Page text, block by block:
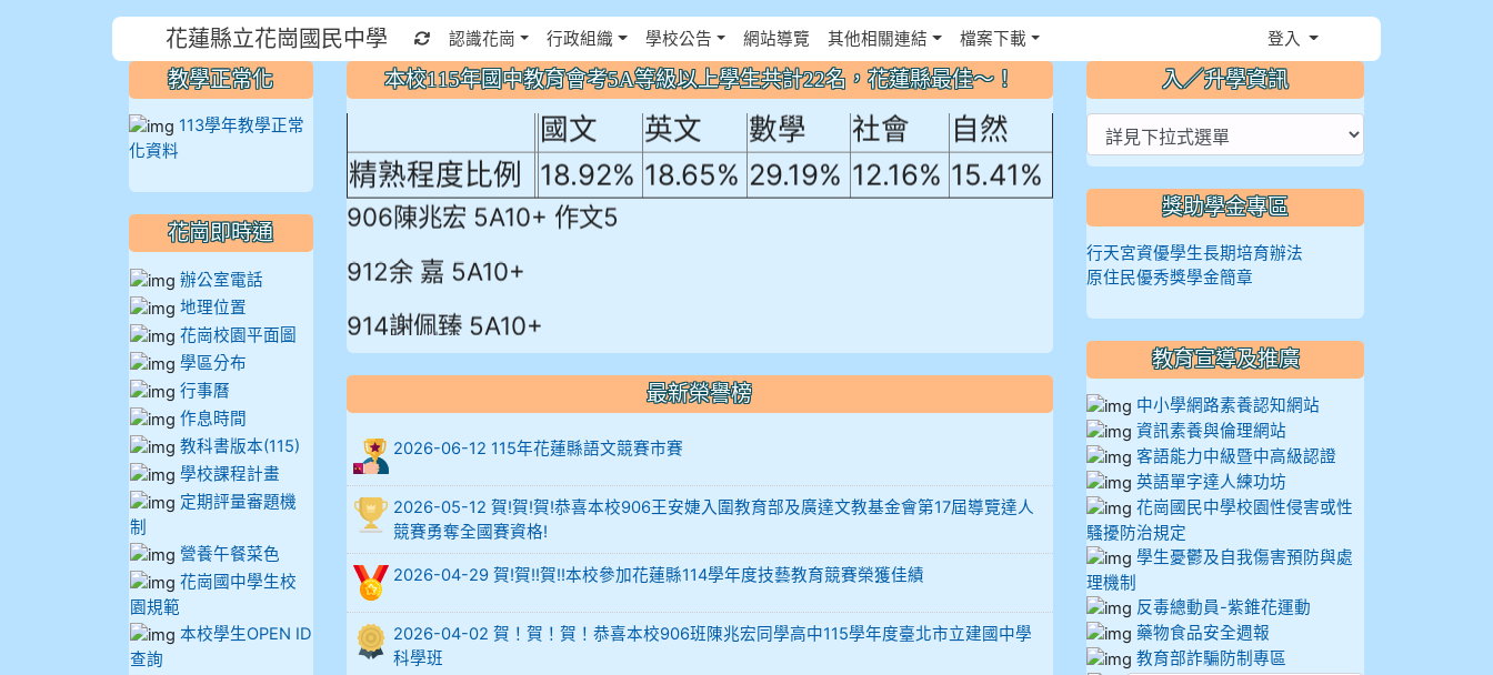
花蓮縣立花崗國民中學 重新取得佈景設定
認識花崗 行政組織 學校公告 網站導覽 其他相關連結 檔案下載 登入
本校115年國中教育會考5A等級以上學生共計22名，花蓮縣最佳～！
本校115年國中教育會考5A等級以上學生共計22名，花
蓮縣最佳～！
國文
英文 數學 社會
自然
精熟程度比例 18.92% 18.65% 29.19% 12.16% 15.41%
906陳兆宏 5A10+ 作文5
912余 嘉 5A10+
914謝佩臻 5A10+
902蘇奕愷
903陳品帆
904彭子庭
905蔣昇和
905周沛蓉
905鄭瑀安
最新榮譽榜
2026-06-12 115年花蓮縣語文競賽市賽
2026-05-12 賀!賀!賀!恭喜本校906王安婕入圍教育部及廣達文教基金會第17屆導覽達人
競賽勇奪全國賽資格!
2026-04-29 賀!賀!!賀!!本校參加花蓮縣114學年度技藝教育競賽榮獲佳績
2026-04-02 賀！賀！賀！恭喜本校906班陳兆宏同學高中115學年度臺北市立建國中學
科學班
教學正常化
113學年教學正常
化資料
花崗即時通
辦公室電話
地理位置
花崗校園平面圖
學區分布
行事曆
作息時間
教科書版本(115)
學校課程計畫
定期評量審題機
制
營養午餐菜色
花崗國中學生校
園規範
本校學生OPEN ID
查詢
入／升學資訊
獎助學金專區
行天宮資優學生長期培育辦法
原住民優秀獎學金簡章
教育宣導及推廣
中小學網路素養認知網站
資訊素養與倫理網站
客語能力中級暨中高級認證
英語單字達人練功坊
花崗國民中學校園性侵害或性
騷擾防治規定
學生憂鬱及自我傷害預防與處
理機制
反毒總動員-紫錐花運動
藥物食品安全週報
教育部詐騙防制專區